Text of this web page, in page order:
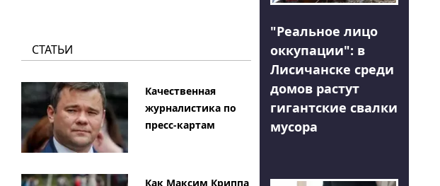
СТАТЬИ
Качественная
журналистика по
пресс-картам
Как Максим Криппа
"Реальное лицо
оккупации": в
Лисичанске среди
домов растут
гигантские свалки
мусора